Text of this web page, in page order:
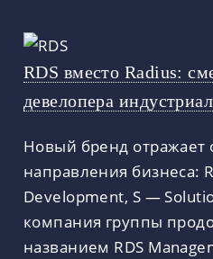
RDS вместо Radius:
девелопера
Новый бренд отражает
направления бизнеса:
Development, S —
компания группы
названием RDS